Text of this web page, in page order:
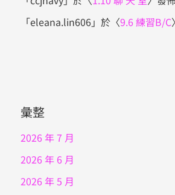
「eleana.lin606」於〈9.6 練習B/C
彙整
2026 年 7 月
2026 年 6 月
2026 年 5 月